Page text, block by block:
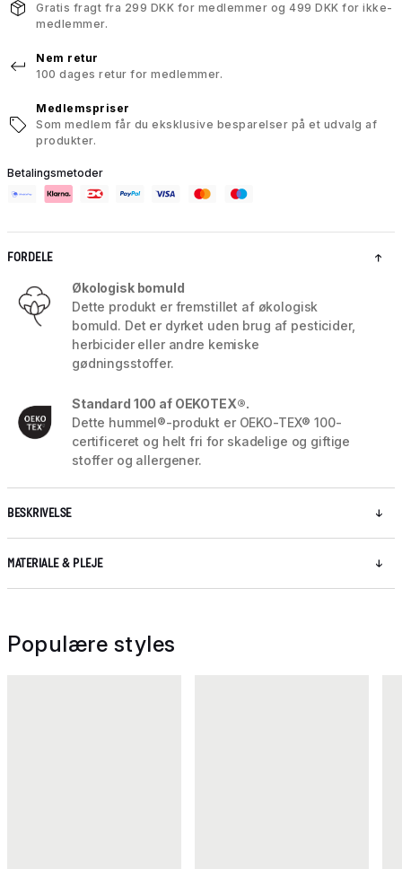
Gratis fragt fra 299 DKK for medlemmer og 499 DKK for ikke-
medlemmer.
Nem retur
100 dages retur for medlemmer.
Medlemspriser
Som medlem får du eksklusive besparelser på et udvalg af
produkter.
Betalingsmetoder
FORDELE
Økologisk bomuld
Dette produkt er fremstillet af økologisk
bomuld. Det er dyrket uden brug af pesticider,
herbicider eller andre kemiske
gødningsstoffer.
Standard 100 af OEKOTEX®.
Dette hummel®-produkt er OEKO-TEX® 100-
certificeret og helt fri for skadelige og giftige
stoffer og allergener.
BESKRIVELSE
MATERIALE & PLEJE
Populære styles